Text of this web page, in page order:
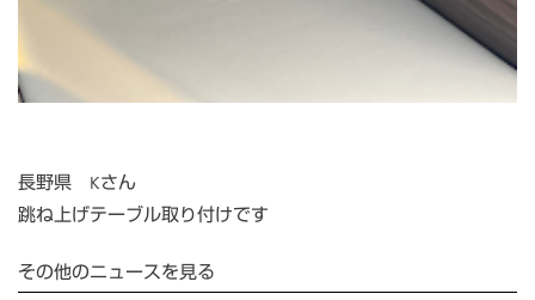
長野県 Kさん
跳ね上げテーブル取り付けです
その他のニュースを見る